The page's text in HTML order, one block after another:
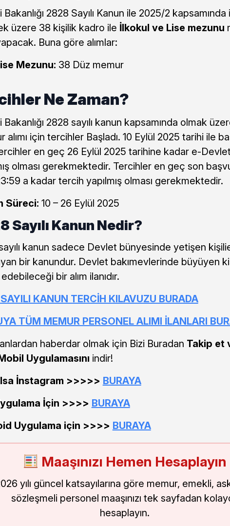
Bakanlığı 2828 Sayılı Kanun ile 2025/2
üzere 38 kişilik kadro ile İlkokul ve Lise mezunu
Buna göre alımlar:
Mezunu: 38 Düz memur
Ne Zaman?
Bakanlığı 2828 sayılı kanun kapsamında olmak
alımı için tercihler Başladı. 10 Eylül 2025 tarihi ile
en geç 26 Eylül 2025 tarihine kadar e-
olması gerekmektedir. Tercihler en geç son
a kadar tercih yapılmış olması gerekmektedir.
Süreci: 10 – 26 Eylül 2025
Sayılı Kanun Nedir?
kanun sadece Devlet bünyesinde yetişen
bir kanundur. Devlet bakımevlerinde büyüyen
bir alım ilanıdır.
KANUN TERCİH KILAVUZU BURADA
TÜM MEMUR PERSONEL ALIMI İLANLARI
haberdar olmak için Bizi Buradan Takip et
Uygulamasını indir!
İnstagram >>>>> BURAYA
İçin >>>> BURAYA
Uygulama için >>>> BURAYA
Maaşınızı Hemen Hesaplayın
yılı güncel katsayılarına göre memur, emekli,
sözleşmeli personel maaşınızı tek sayfadan
hesaplayın.